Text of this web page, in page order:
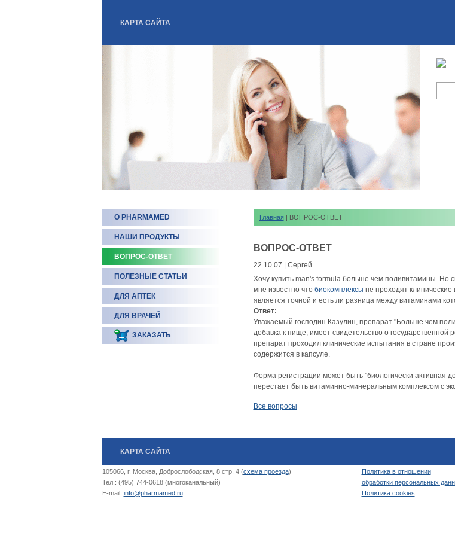
КАРТА САЙТА
О PHARMAMED
НАШИ ПРОДУКТЫ
ВОПРОС-ОТВЕТ
ПОЛЕЗНЫЕ СТАТЬИ
ДЛЯ АПТЕК
ДЛЯ ВРАЧЕЙ
ЗАКАЗАТЬ
Главная | ВОПРОС-ОТВЕТ
ВОПРОС-ОТВЕТ
22.10.07 | Сергей
Хочу купить man's formula больше чем поливитамины. Но
мне известно что биокомплексы не проходят
является точной и есть ли разница между витаминами
Ответ:
Уважаемый господин Казулин, препарат "Больше чем
добавка к пище, имеет свидетельство о
препарат проходил клинические испытания в стране
содержится в капсуле.
Форма регистрации может быть "биологически активная
перестает быть витаминно-минеральным комплексом с
Все вопросы
КАРТА САЙТА
105066, г. Москва, Доброслободская, 8 стр. 4 (схема проезда)
Тел.: (495) 744-0618 (многоканальный)
E-mail: info@pharmamed.ru
Политика в отношении
обработки персональных
Политика cookies